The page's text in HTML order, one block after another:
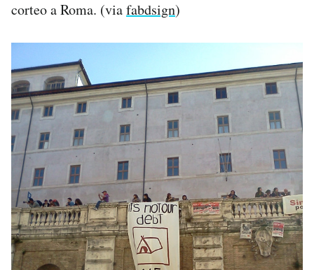
corteo a Roma. (viafabdsign)